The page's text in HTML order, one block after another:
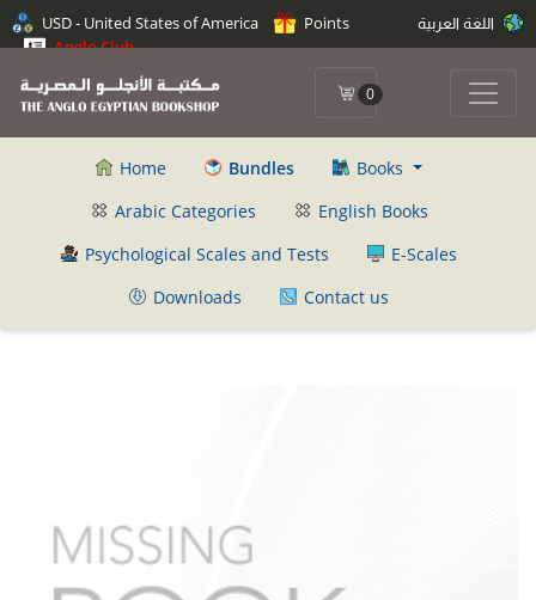
USD - United States of America
Points
Anglo Club
0
Home Bundles
Books
Arabic Categories
English Books
Psychological Scales and Tests
E-Scales
Downloads
Contact us